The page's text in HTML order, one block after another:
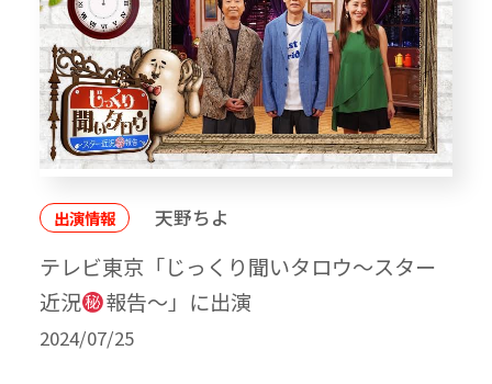
出演情報 天野ちよ
テレビ東京「じっくり聞いタロウ～スター
近況
報告～」に出演
2024/07/25